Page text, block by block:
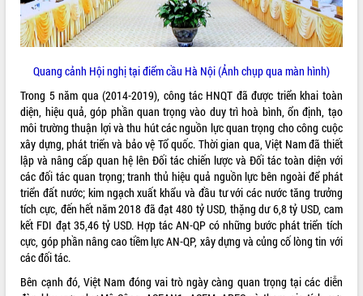
Quang cảnh Hội nghị tại điểm cầu Hà Nội (Ảnh chụp qua màn hình)
Trong 5 năm qua (2014-2019), công tác HNQT đã được triển khai toàn
diện, hiệu quả, góp phần quan trọng vào duy trì hoà bình, ổn định, tạo
môi trường thuận lợi và thu hút các nguồn lực quan trọng cho công cuộc
xây dựng, phát triển và bảo vệ Tổ quốc. Thời gian qua, Việt Nam đã thiết
lập và nâng cấp quan hệ lên Đối tác chiến lược và Đối tác toàn diện với
các đối tác quan trọng; tranh thủ hiệu quả nguồn lực bên ngoài để phát
triển đất nước; kim ngạch xuất khẩu và đầu tư với các nước tăng trưởng
tích cực, đến hết năm 2018 đã đạt 480 tỷ USD, thặng dư 6,8 tỷ USD, cam
kết FDI đạt 35,46 tỷ USD. Hợp tác AN-QP có những bước phát triển tích
cực, góp phần nâng cao tiềm lực AN-QP, xây dựng và củng cố lòng tin với
các đối tác.
Bên cạnh đó, Việt Nam đóng vai trò ngày càng quan trọng tại các diễn